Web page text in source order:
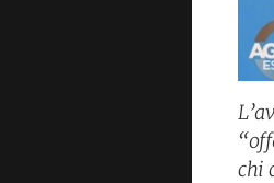
chi